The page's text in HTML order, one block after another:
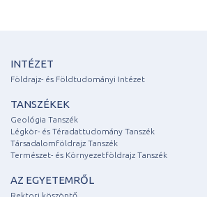
INTÉZET
Földrajz- és Földtudományi Intézet
TANSZÉKEK
Geológia Tanszék
Légkör- és Téradattudomány Tanszék
Társadalomföldrajz Tanszék
Természet- és Környezetföldrajz Tanszék
AZ EGYETEMRŐL